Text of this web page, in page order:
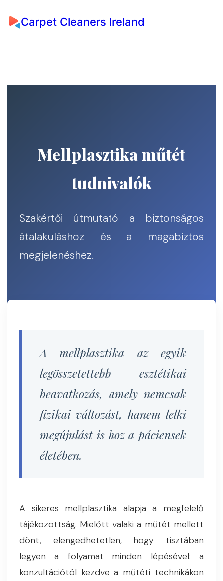
Carpet Cleaners Ireland
Mellplasztika műtét
tudnivalók
Szakértői útmutató a biztonságos
átalakuláshoz és a magabiztos
megjelenéshez.
A mellplasztika az egyik
legösszetettebb esztétikai
beavatkozás, amely nemcsak
fizikai változást, hanem lelki
megújulást is hoz a páciensek
életében.
A sikeres mellplasztika alapja a megfelelő
tájékozottság. Mielőtt valaki a műtét mellett
dönt, elengedhetetlen, hogy tisztában
legyen a folyamat minden lépésével: a
konzultációtól kezdve a műtéti technikákon